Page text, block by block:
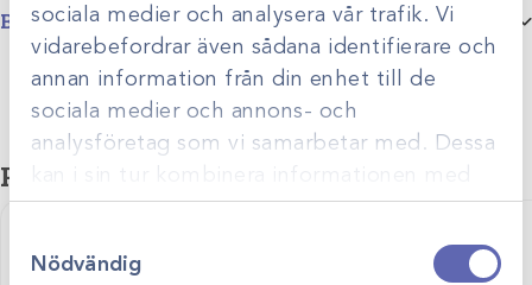
sociala medier och analysera vår trafik. Vi
vidarebefordrar även sådana identifierare och
annan information från din enhet till de
sociala medier och annons- och
analysföretag som vi samarbetar med. Dessa
annan information som du har tillhandahållit
eller som de har samlat in när du har använt
deras tjänster.
Nödvändig
Bilagor
35105-1091787
Relaterade produkter